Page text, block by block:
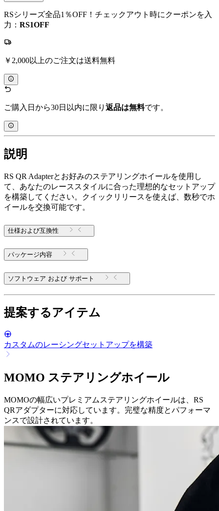
RSシリーズ全品1％OFF！チェックアウト時にクーポンを入
力： RS1OFF
￥2,000以上のご注文は送料無料
ご購入日から30日以内に限り 返品は無料です。
説明
RS QR Adapterとお好みのステアリングホイールを使用し
て、あなたのレーススタイルに合った理想的なセットアップ
を構築してください。クイックリリースを使えば、数秒でホ
イールを交換可能です。
仕様および互換性
パッケージ内容
ソフトウェア および サポート
提案するアイテム
カスタムのレーシングセットアップを構築
MOMO ステアリングホイール
MOMOの幅広いプレミアムステアリングホイールは、RS
QRアダプターに対応しています。完璧な精度とパフォーマ
ンスで設計されています。